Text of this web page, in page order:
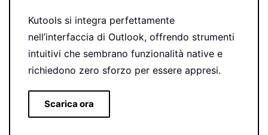
Kutools si integra perfettamente
nell’interfaccia di Outlook, offrendo strumenti
intuitivi che sembrano funzionalità native e
richiedono zero sforzo per essere appresi.
Scarica ora